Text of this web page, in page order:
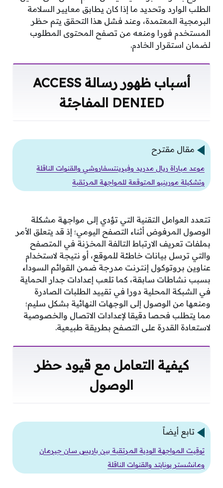
الطلب الوارد وتحديد ما إذا كان يطابق معايير السلامة
البرمجية المعتمدة، وعند فشل هذا التحقق يتم حظر
المستخدم فورا ومنعه من تصفح المحتوى المطلوب
لضمان استقرار الخادم.
أسباب ظهور رسالة ACCESS
DENIED المفاجئة
مقال مقترح
موعد مباراة ريال مدريد وفيرينتسفاروشي والقنوات الناقلة
وتشكيلة مورينيو المتوقعة للمواجهة المرتقبة
تتعدد العوامل التقنية التي تؤدي إلى مواجهة مشكلة
الوصول المرفوض أثناء التصفح اليومي؛ إذ قد يتعلق الأمر
بملفات تعريف الارتباط التالفة المخزنة في المتصفح
والتي ترسل بيانات خاطئة للموقع، أو نتيجة لاستخدام
عناوين بروتوكول إنترنت مدرجة ضمن القوائم السوداء
بسبب نشاطات سابقة، كما تلعب إعدادات جدار الحماية
في الشبكة المحلية دورا في تقييد الطلبات الصادرة
ومنعها من الوصول إلى الوجهات النهائية بشكل سليم؛
مما يتطلب فحصا دقيقا لإعدادات الاتصال والخصوصية
لاستعادة القدرة على التصفح بطريقة طبيعية.
كيفية التعامل مع قيود حظر
الوصول
تابع أيضاً
توقيت المواجهة الودية المرتقبة بين باريس سان جيرمان
ومانشستر يونايتد والقنوات الناقلة